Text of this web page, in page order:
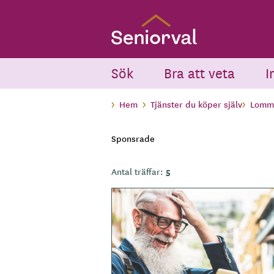
Sök Bra att veta
Hem Tjänster du köper själv
Sponsrade
Antal träffar: 5
B
i
l
d
e
r